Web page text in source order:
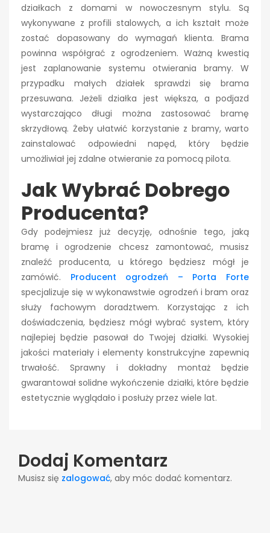
działkach z domami w nowoczesnym stylu. Są
wykonywane z profili stalowych, a ich kształt może
zostać dopasowany do wymagań klienta. Brama
powinna współgrać z ogrodzeniem. Ważną kwestią
jest zaplanowanie systemu otwierania bramy. W
przypadku małych działek sprawdzi się brama
przesuwana. Jeżeli działka jest większa, a podjazd
wystarczająco długi można zastosować bramę
skrzydłową. Żeby ułatwić korzystanie z bramy, warto
zainstalować odpowiedni napęd, który będzie
umożliwiał jej zdalne otwieranie za pomocą pilota.
Jak Wybrać Dobrego
Producenta?
Gdy podejmiesz już decyzję, odnośnie tego, jaką
bramę i ogrodzenie chcesz zamontować, musisz
znaleźć producenta, u którego będziesz mógł je
zamówić. Producent ogrodzeń – Porta Forte
specjalizuje się w wykonawstwie ogrodzeń i bram oraz
służy fachowym doradztwem. Korzystając z ich
doświadczenia, będziesz mógł wybrać system, który
najlepiej będzie pasował do Twojej działki. Wysokiej
jakości materiały i elementy konstrukcyjne zapewnią
trwałość. Sprawny i dokładny montaż będzie
gwarantował solidne wykończenie działki, które będzie
estetycznie wyglądało i posłuży przez wiele lat.
Dodaj Komentarz
Musisz się zalogować, aby móc dodać komentarz.